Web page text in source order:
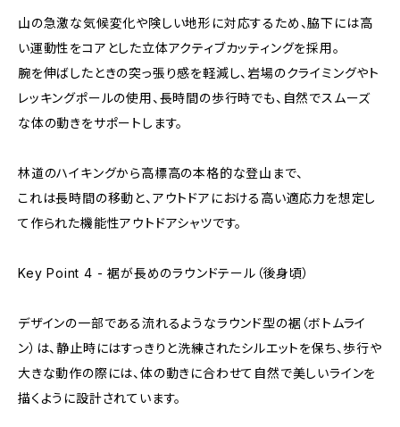
山の急激な気候変化や険しい地形に対応するため、脇下には高
い運動性をコアとした立体アクティブカッティングを採用。
腕を伸ばしたときの突っ張り感を軽減し、岩場のクライミングやト
レッキングポールの使用、長時間の歩行時でも、自然でスムーズ
な体の動きをサポートします。
林道のハイキングから高標高の本格的な登山まで、
これは長時間の移動と、アウトドアにおける高い適応力を想定し
て作られた機能性アウトドアシャツです。
Key Point 4 - 裾が長めのラウンドテール（後身頃）
デザインの一部である流れるようなラウンド型の裾（ボトムライ
ン）は、静止時にはすっきりと洗練されたシルエットを保ち、歩行や
大きな動作の際には、体の動きに合わせて自然で美しいラインを
描くように設計されています。